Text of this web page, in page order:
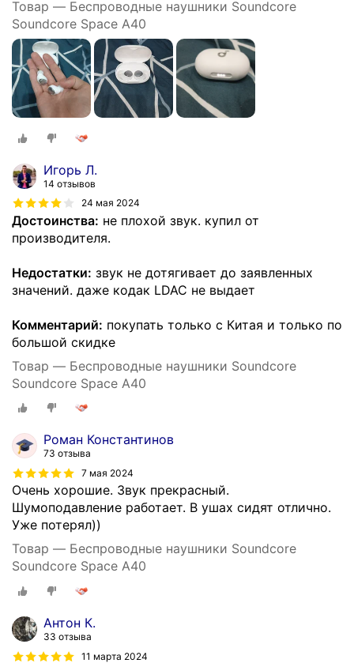
Товар — Беспроводные наушники Soundcore
Soundcore Space A40
Игорь Л.
14 отзывов
24 мая 2024
Достоинства: не плохой звук. купил от
производителя.
Недостатки: звук не дотягивает до заявленных
значений. даже кодак LDAC не выдает
Комментарий: покупать только с Китая и только по
большой скидке
Товар — Беспроводные наушники Soundcore
Soundcore Space A40
Роман Константинов
73 отзыва
7 мая 2024
Очень хорошие. Звук прекрасный.
Шумоподавление работает. В ушах сидят отлично.
Уже потерял))
Товар — Беспроводные наушники Soundcore
Soundcore Space A40
Антон К.
33 отзыва
11 марта 2024